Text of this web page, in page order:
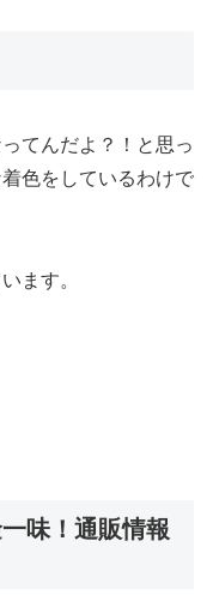
てんだよ？！と思っ
色をしているわけで
ます。
味！通販情報